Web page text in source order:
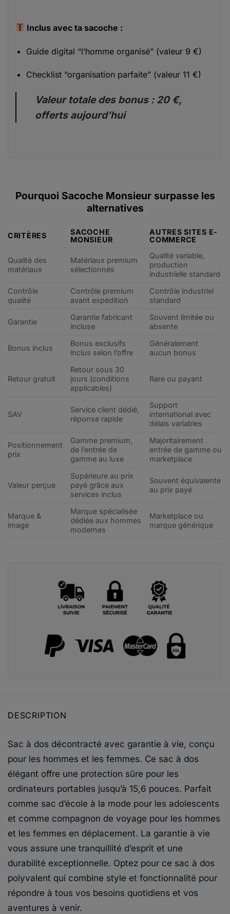
Inclus avec ta sacoche :
Guide digital “l’homme organisé” (valeur 9 €)
Checklist “organisation parfaite” (valeur 11 €)
Valeur totale des bonus : 20 €,
offerts aujourd’hui
Pourquoi Sacoche Monsieur surpasse les
alternatives
CRITÈRES
SACOCHE
MONSIEUR
AUTRES SITES E-
COMMERCE
Qualité des
matériaux
Matériaux premium
sélectionnés
Qualité variable,
production
industrielle standard
Contrôle
qualité
Contrôle premium
avant expédition
Contrôle industriel
standard
Garantie
Garantie fabricant
incluse
Souvent limitée ou
absente
Bonus inclus
Bonus exclusifs
inclus selon l’offre
Généralement
aucun bonus
Retour gratuit
Retour sous 30
jours (conditions
applicables)
Rare ou payant
SAV
Service client dédié,
réponse rapide
Support
international avec
délais variables
Positionnement
prix
Gamme premium,
de l’entrée de
gamme au luxe
Majoritairement
entrée de gamme ou
marketplace
Valeur perçue
Supérieure au prix
payé grâce aux
services inclus
Souvent équivalente
au prix payé
Marque &
image
Marque spécialisée
dédiée aux hommes
modernes
Marketplace ou
marque générique
DESCRIPTION
Sac à dos décontracté avec garantie à vie, conçu
pour les hommes et les femmes. Ce sac à dos
élégant offre une protection sûre pour les
ordinateurs portables jusqu’à 15,6 pouces. Parfait
comme sac d’école à la mode pour les adolescents
et comme compagnon de voyage pour les hommes
et les femmes en déplacement. La garantie à vie
vous assure une tranquillité d’esprit et une
durabilité exceptionnelle. Optez pour ce sac à dos
polyvalent qui combine style et fonctionnalité pour
répondre à tous vos besoins quotidiens et vos
aventures à venir.